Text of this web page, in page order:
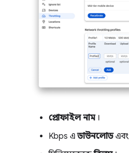
প্রোফাইল নাম।
Kbps এডাউনলোডএবং